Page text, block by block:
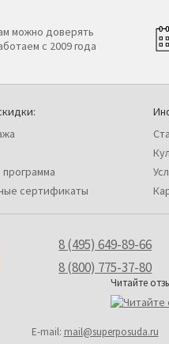
можно доверять
с 2009 года
программа
сертификаты
8 (495) 649-89-66
8 (800) 775-37-80
Читайте
Е-mail: mail@superposuda.ru